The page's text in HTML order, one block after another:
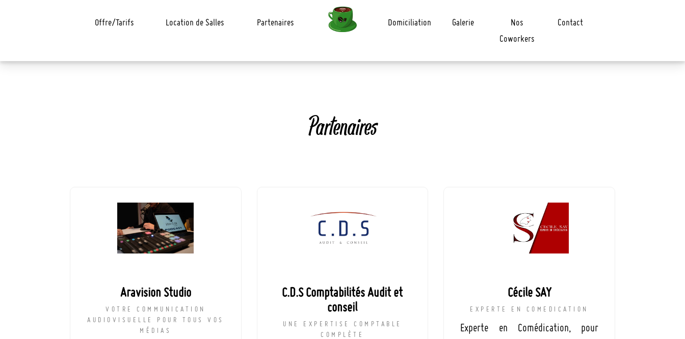
Cliquez ici pour réserver vos abonnements et vos salles >>
Offre/Tarifs Location de Salles Partenaires Domiciliation Galerie
Nos
Coworkers
Contact
Partenaires
Aravision Studio
VOTRE COMMUNICATION
AUDIOVISUELLE POUR TOUS VOS
MÉDIAS
C.D.S Comptabilités Audit et
conseil
UNE EXPERTISE COMPTABLE
COMPLÈTE
Cécile SAY
EXPERTE EN COMEDICATION
Experte en Comédication, pour